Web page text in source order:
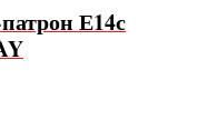
Е14с